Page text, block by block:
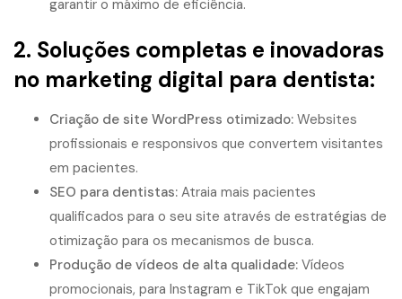
garantir o máximo de eficiência.
2. Soluções completas e inovadoras
no marketing digital para dentista:
Criação de site WordPress otimizado: Websites
profissionais e responsivos que convertem visitantes
em pacientes.
SEO para dentistas: Atraia mais pacientes
qualificados para o seu site através de estratégias de
otimização para os mecanismos de busca.
Produção de vídeos de alta qualidade: Vídeos
promocionais, para Instagram e TikTok que engajam